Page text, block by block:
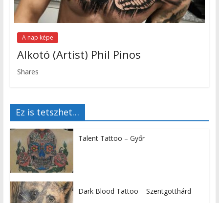
A nap képe
Alkotó (Artist) Phil Pinos
Shares
Ez is tetszhet…
Talent Tattoo – Győr
Dark Blood Tattoo – Szentgotthárd